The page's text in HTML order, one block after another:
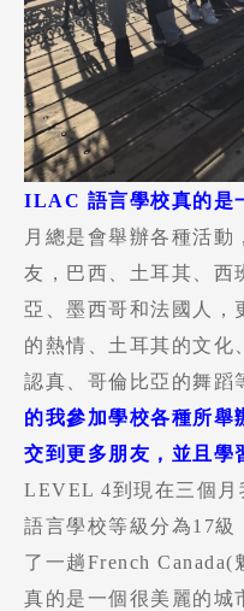
Latest News
Promotion
Program 課程選擇
ILAC 語言學校真的是
月總是會舉辦各種活動
友，巴西、土耳其、西
亞、墨西哥和法國人，
的熱情、土耳其的文化
認真、哥倫比亞的舞蹈
的我參加學校各種所舉
交到更多朋友，並且學
LEVEL 4到現在三個
語言學校等級分為17
了一趟French Canada(
真的是一個很美麗的城